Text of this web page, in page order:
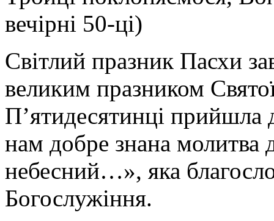
вечірні 50-ці)
Світлий празник Пасхи
великим празником
П’ятидесятинці
нам добре знана
небесний…», яка
Богослужіння.